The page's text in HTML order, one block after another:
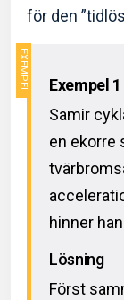
för den
Exempel 1
Samir
en ekorre
hinner
Lösning
Först